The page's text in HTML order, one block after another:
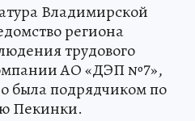
Владимирской
региона
трудового
АО «ДЭП №7»,
была подрядчиком по
Пекинки.